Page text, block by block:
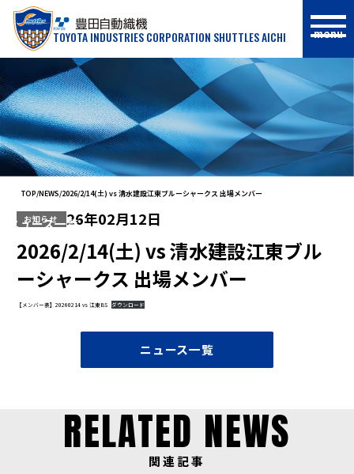
TOYOTA INDUSTRIES CORPORATION SHUTTLES AICHI menu
NEWS
ニュース一覧
TOP NEWS 2026/2/14(土) vs 清水建設江東ブルーシャークス 出場メンバー
お知らせ 26年02月12日
2026/2/14(土) vs 清水建設江東ブル
ーシャークス 出場メンバー
【メンバー表】20260214 vs 江東BS ダウンロード
ニュース一覧
RELATED NEWS
関連記事